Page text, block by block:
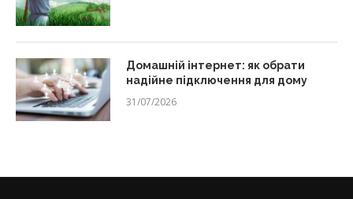
Домашній інтернет: як обрати
надійне підключення для дому
31/07/2026